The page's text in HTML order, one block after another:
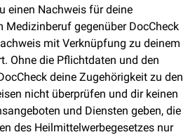
einen Nachweis für deine
Medizinberuf gegenüber DocCheck
mit Verknüpfung zu deinem
Ohne die Pflichtdaten und den
deine Zugehörigkeit zu den
nicht überprüfen und dir keinen
und Diensten geben, die
des Heilmittelwerbegesetzes nur